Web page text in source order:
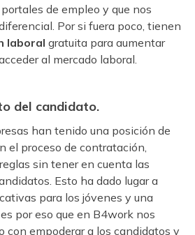
de empleo y que nos
Por si fuera poco, tienen
laboral gratuita para aumentar
al mercado laboral.
del candidato.
han tenido una posición de
el proceso de contratación,
sin tener en cuenta las
Esto ha dado lugar a
para los jóvenes y una
por eso que en B4work nos
con empoderar a los candidatos y